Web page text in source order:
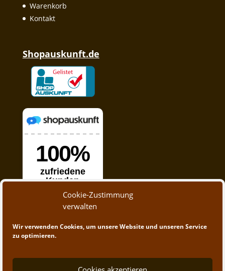
Cookie-Zustimmung
verwalten
Wir verwenden Cookies, um unsere Website und unseren Service
zu optimieren.
Warenkorb
Kontakt
Shopauskunft.de